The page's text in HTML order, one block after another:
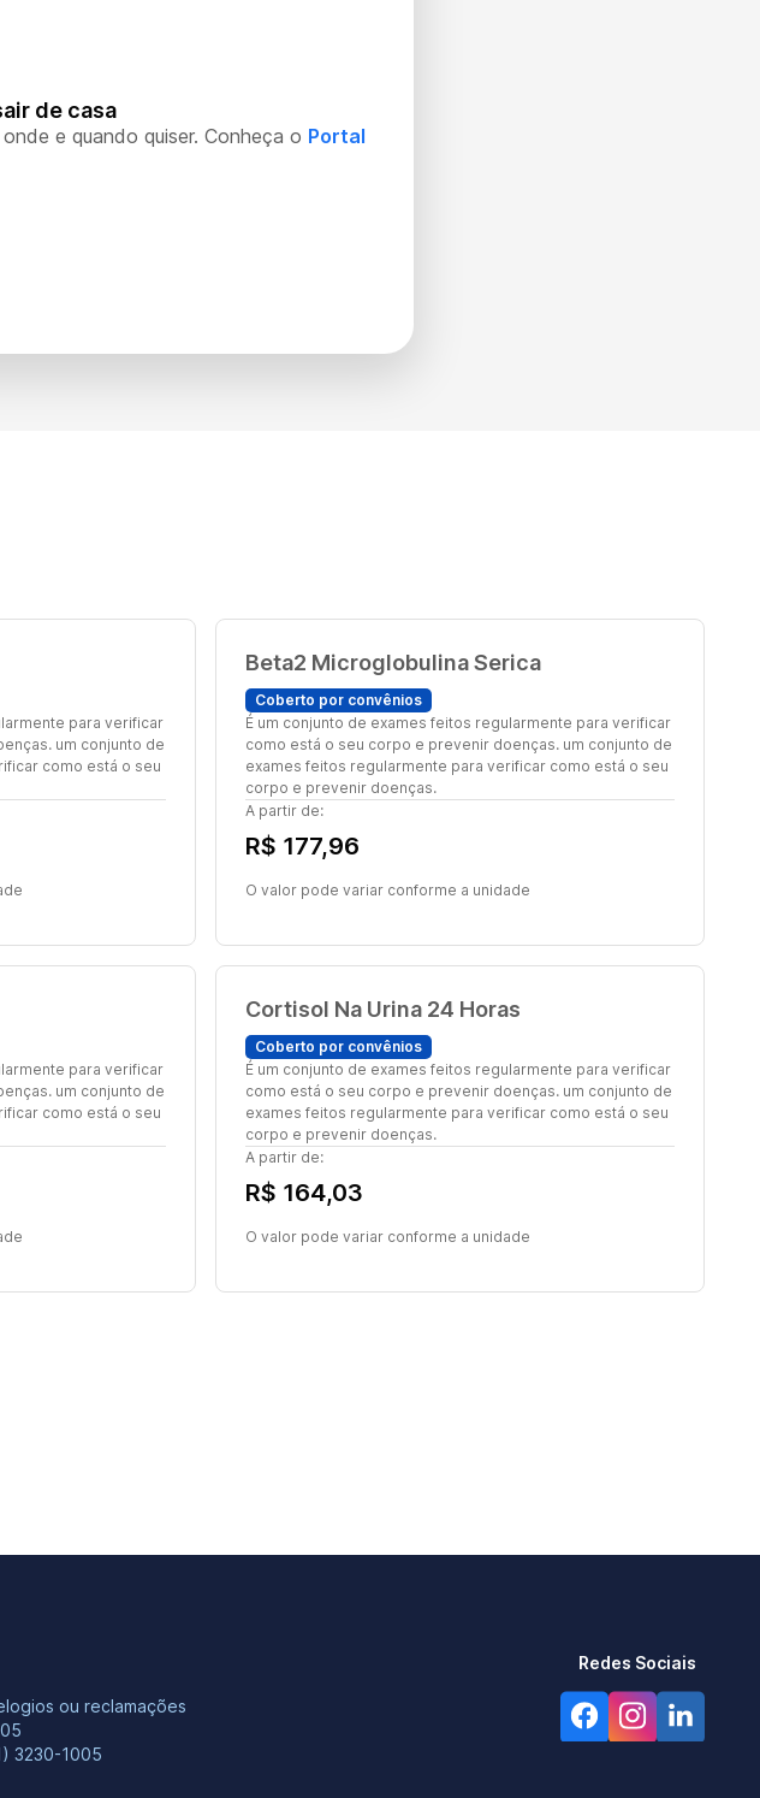
de casa
e quando quiser. Conheça o Portal
para verificar
um conjunto de
como está o seu
Beta2 Microglobulina Serica
Coberto por convênios
É um conjunto de exames feitos regularmente para verificar
como está o seu corpo e prevenir doenças. um conjunto de
exames feitos regularmente para verificar como está o seu
corpo e prevenir doenças.
A partir de:
R$ 177,96
O valor pode variar conforme a unidade
para verificar
um conjunto de
como está o seu
Cortisol Na Urina 24 Horas
Coberto por convênios
É um conjunto de exames feitos regularmente para verificar
como está o seu corpo e prevenir doenças. um conjunto de
exames feitos regularmente para verificar como está o seu
corpo e prevenir doenças.
A partir de:
R$ 164,03
O valor pode variar conforme a unidade
ou reclamações
3230-1005
Redes Sociais